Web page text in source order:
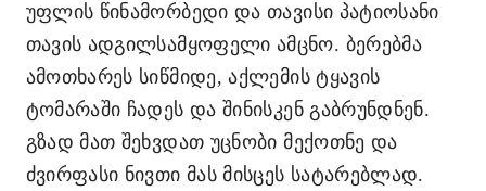
უფლის წინამორბედი და თავისი პატიოსანი
თავის ადგილსამყოფელი ამცნო. ბერებმა
ამოთხარეს სიწმიდე, აქლემის ტყავის
ტომარაში ჩადეს და შინისკენ გაბრუნდნენ.
გზად მათ შეხვდათ უცნობი მექოთნე და
ძვირფასი ნივთი მას მისცეს სატარებლად.